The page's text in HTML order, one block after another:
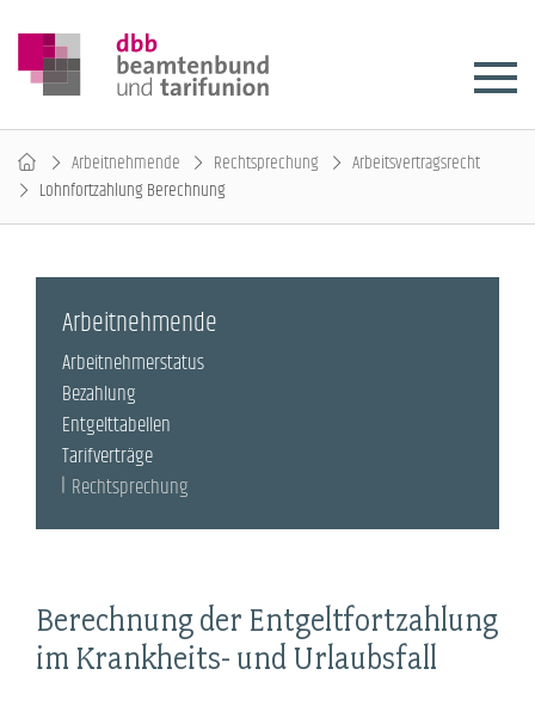
Arbeitnehmende Rechtsprechung
Arbeitsvertragsrecht
Lohnfortzahlung Berechnung
Berechnung der Entgeltfortzahlung
im Krankheits- und Urlaubsfall
Arbeitnehmende
Arbeitnehmerstatus
Bezahlung
Entgelttabellen
Tarifverträge
Rechtsprechung